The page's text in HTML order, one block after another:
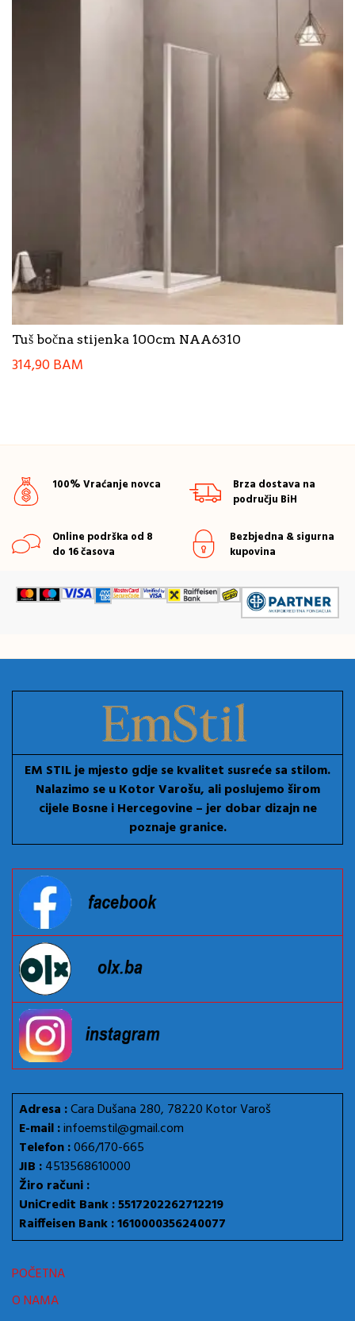
Tuš bočna stijenka 100cm NAA6310
314,90BAM
100% Vraćanje novca
Brza dostava na
području BiH
Online podrška od 8
do 16 časova
Bezbjedna & sigurna
kupovina
EM STIL je mjesto gdje se kvalitet susreće sa stilom.
Nalazimo se u Kotor Varošu, ali poslujemo širom
cijele Bosne i Hercegovine – jer dobar dizajn ne
poznaje granice.
Adresa :Cara Dušana 280, 78220 Kotor Varoš
E-mail :infoemstil@gmail.com
Telefon :066/170-665
JIB :4513568610000
Žiro računi :
UniCredit Bank : 5517202262712219
Raiffeisen Bank : 1610000356240077
POČETNA
O NAMA